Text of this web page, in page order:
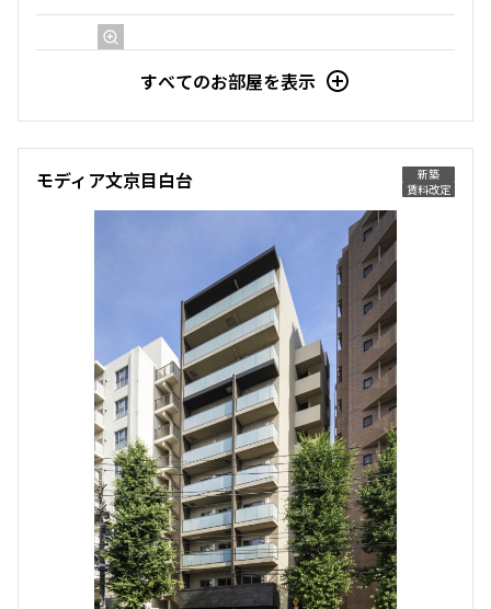
231,000円15,000円
１００１
226,000円15,000円
1.0ヶ月 無
2LDK+WIC42.07㎡
新築 三井の賃貸 駅近 ペット可 フリーレント
お問合せ 追加
10階１００２
2階２０６
無
三井の賃貸 ペット可 フリーレント
お問合せ 追加
2階２０７
150,000円15,000円
無 無
1K24.19㎡
新築 三井の賃貸 ペット可 フリーレント
3階303
161,000円15,000円
1.0ヶ月
フリーレント
お問合せ 追加
3階304
132,000円10,000円
1.0ヶ月 無
1R+SIC25.21㎡
新築 三井の賃貸 フリーレント
すべてのお部屋を表示
新築
賃料改定
モディア文京目白台